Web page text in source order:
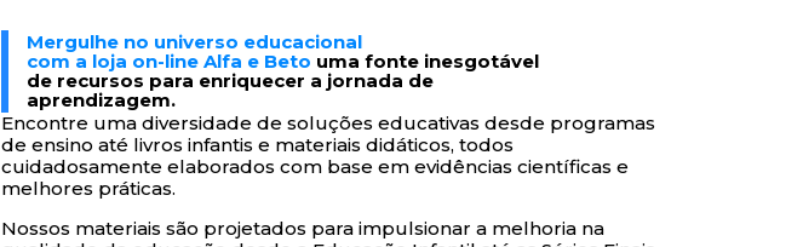
Mergulhe no universo educacional
com a loja on-line Alfa e Beto uma fonte inesgotável
de recursos para enriquecer a jornada de
aprendizagem.
Encontre uma diversidade de soluções educativas desde programas
de ensino até livros infantis e materiais didáticos, todos
cuidadosamente elaborados com base em evidências científicas e
melhores práticas.
Nossos materiais são projetados para impulsionar a melhoria na